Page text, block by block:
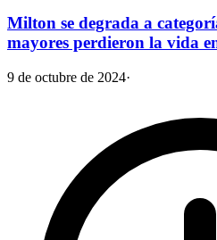
Milton se degrada a
mayores perdieron la vida
9 de octubre de 2024·